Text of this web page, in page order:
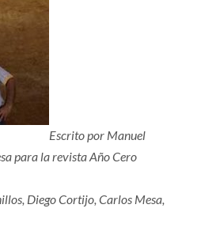
Escrito por Manuel
para la revista Año Cero
Diego Cortijo, Carlos Mesa,